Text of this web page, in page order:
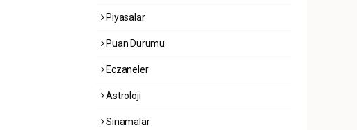
Piyasalar
Puan Durumu
Eczaneler
Astroloji
Sinamalar